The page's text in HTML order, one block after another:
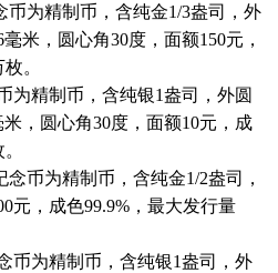
币为精制币，含纯金1/3盎司，外
米，圆心角30度，面额150元，
。
为精制币，含纯银1盎司，外圆
，圆心角30度，面额10元，成
念币为精制币，含纯金1/2盎司，
元，成色99.9%，最大发行量
币为精制币，含纯银1盎司，外